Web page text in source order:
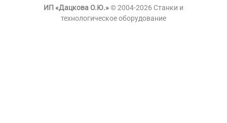
ИП «Дацкова О.Ю.»© 2004-2026 Станки и
технологическое оборудование